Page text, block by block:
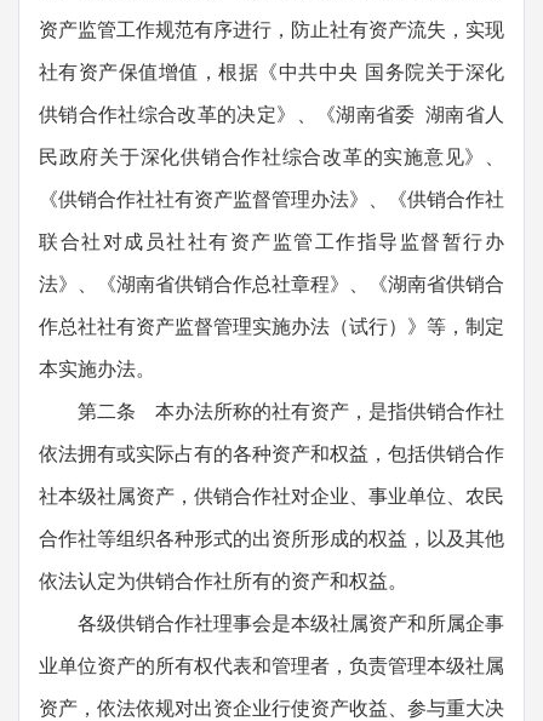
资产监管工作规范有序进行，防止社有资产流失，实现
社有资产保值增值，根据《中共中央 国务院关于深化
供销合作社综合改革的决定》、《湖南省委 湖南省人
民政府关于深化供销合作社综合改革的实施意见》、
《供销合作社社有资产监督管理办法》、《供销合作社
联合社对成员社社有资产监管工作指导监督暂行办
法》、《湖南省供销合作总社章程》、《湖南省供销合
作总社社有资产监督管理实施办法（试行）》等，制定
本实施办法。
第二条 本办法所称的社有资产，是指供销合作社
依法拥有或实际占有的各种资产和权益，包括供销合作
社本级社属资产，供销合作社对企业、事业单位、农民
合作社等组织各种形式的出资所形成的权益，以及其他
依法认定为供销合作社所有的资产和权益。
各级供销合作社理事会是本级社属资产和所属企事
业单位资产的所有权代表和管理者，负责管理本级社属
资产，依法依规对出资企业行使资产收益、参与重大决